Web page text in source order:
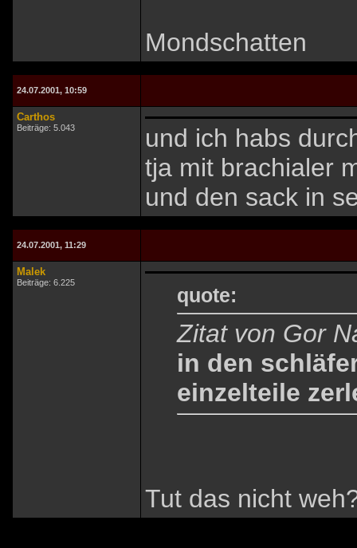
Mondschatten
24.07.2001, 10:59
Carthos
Beiträge: 5.043
und ich habs
tja mit brachialer
und den sack in
24.07.2001, 11:29
Malek
Beiträge: 6.225
quote:
Zitat von Gor
in den
einzelteile
Tut das nicht